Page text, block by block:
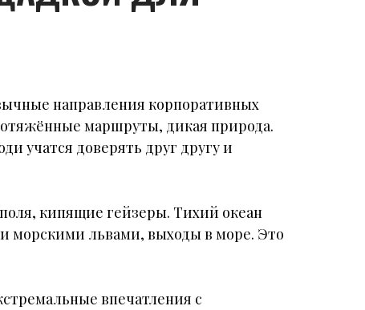
направления корпоративных
маршруты, дикая природа.
учатся доверять друг другу и
кипящие гейзеры. Тихий океан
и морскими львами, выходы в море. Это
впечатления с